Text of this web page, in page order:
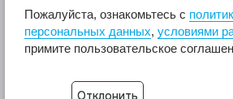
© 2017 A2A4
Крепеж из нержавеющей
Разработка сайта -
Пожалуйста, ознакомьтесь с
персональных данных, условиями
примите пользовательское
Отклонить